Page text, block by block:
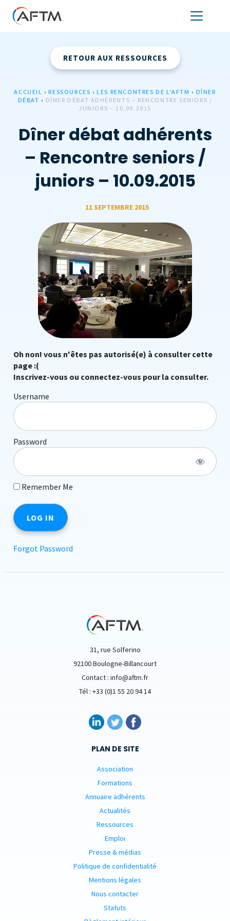
RETOUR AUX RESSOURCES
ACCUEIL › RESSOURCES › LES RENCONTRES DE L'AFTM › DÎNER
DÉBAT › DÎNER DÉBAT ADHÉRENTS – RENCONTRE SENIORS /
JUNIORS – 10.09.2015
Dîner débat adhérents
– Rencontre seniors /
juniors – 10.09.2015
11 SEPTEMBRE 2015
Oh non! vous n'êtes pas autorisé(e) à consulter cette
page :(
Inscrivez-vous ou connectez-vous pour la consulter.
Username
Password
Remember Me
Forgot Password
31, rue Solferino
92100 Boulogne-Billancourt
Contact : info@aftm.fr
Tél : +33 (0)1 55 20 94 14
PLAN DE SITE
Association
Formations
Annuaire adhérents
Actualités
Ressources
Emploi
Presse & médias
Politique de confidentialité
Mentions légales
Nous contacter
Statuts